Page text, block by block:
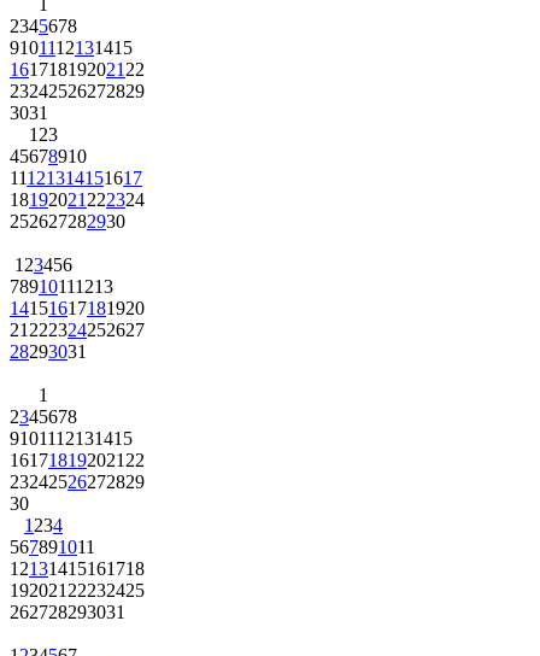
2345678
9101112131415
161718192021 22
23242526272829
3031
1 23
45678910
11121314151617
18192021 222324
252627282930
1 23456
78910111213
14151617181920
21 222324252627
28293031
1
2345678
9101112131415
161718192021 22
23242526272829
30
1 234
567891011
12131415161718
192021 22232425
262728293031